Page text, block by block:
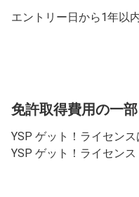
エントリー日から1年以
免許取得費用の一部
YSP ゲット！ライセンス
YSP ゲット！ライセン